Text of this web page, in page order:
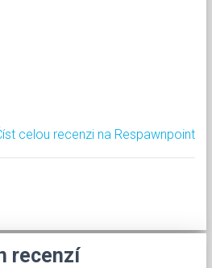
celou recenzi na Respawnpoint
recenzí